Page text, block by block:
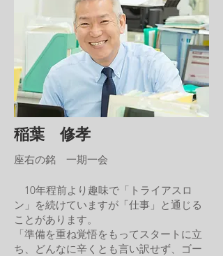
稲葉 修孝
座右の銘 一期一会
10年程前より趣味で「トライアスロ
ン」を続けていますが「仕事」と通じる
ことがあります。
「準備を重ね覚悟をもってスタートに立
ち、どんなに辛くとも言い訳せず、ゴー